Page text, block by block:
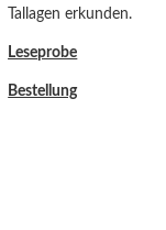
Tallagen erkunden.
Leseprobe
Bestellung